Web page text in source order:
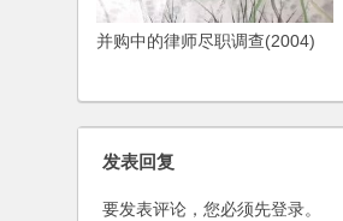
并购中的律师尽职调查(2004)
发表回复
要发表评论，您必须先登录。